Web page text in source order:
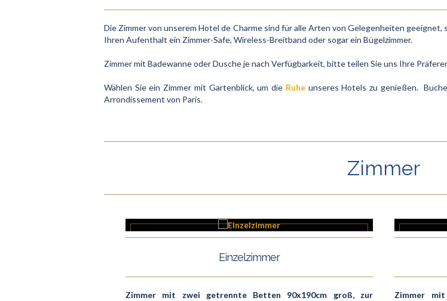
Die Zimmer von unserem Hotel de Charme sind für alle Arten von Gelegenheiten
Ihren Aufenthalt ein Zimmer-Safe, Wireless-Breitband oder sogar ein Bügelzimmer.
Zimmer mit Badewanne oder Dusche je nach Verfügbarkeit, bitte teilen Sie uns Ihre
Wählen Sie ein Zimmer mit Gartenblick, um die Ruhe unseres Hotels zu genießen.
Arrondissement von Paris.
Zimmer
Einzelzimmer
Zimmer mit zwei getrennte Betten 90x190cm groß, zur
Zimmer